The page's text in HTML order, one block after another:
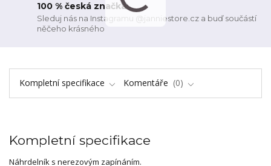
100 % česká značka
Sleduj nás na Instagramu @janniestore.cz a buď součástí
něčeho krásného
Kompletní specifikace Komentáře 0
Kompletní specifikace
Náhrdelník s nerezovým zapínáním.